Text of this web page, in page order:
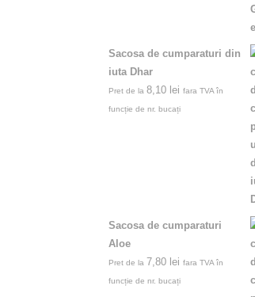
Sacosa de cumparaturi din
iuta Dhar
Pret de la8,10 lei fara TVA în
funcție de nr. bucați
Sacosa de cumparaturi
Aloe
Pret de la 7,80 lei fara TVA în
funcție de nr. bucați